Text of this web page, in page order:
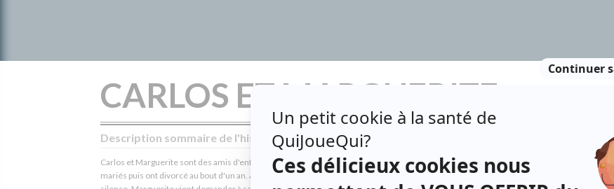
CARLOS ET MARGUERITE
Description sommaire de l'histoire
Carlos et Marguerite sont des amis d'enfance qui se sont
mariés puis ont divorcé au bout d'un an. Après des années de
Distribution
Guy Provost(Carlos)
Françoise Faucher (Marguerite)